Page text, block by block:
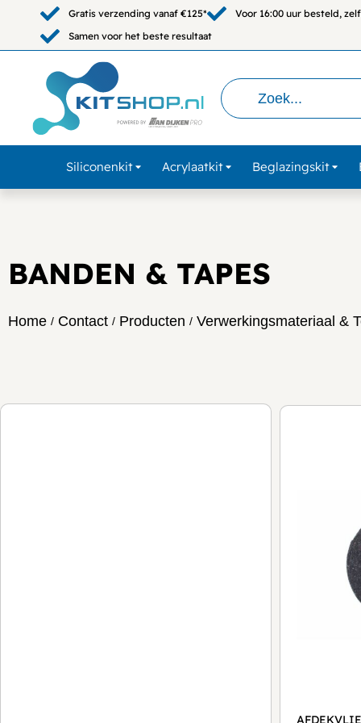
Gratis verzending vanaf €125*
Voor 16:00 uur besteld,
Samen voor het beste resultaat
Siliconenkit Acrylaatkit Beglazingskit
BANDEN & TAPES
Home / Contact / Producten / Verwerkingsmateriaal &